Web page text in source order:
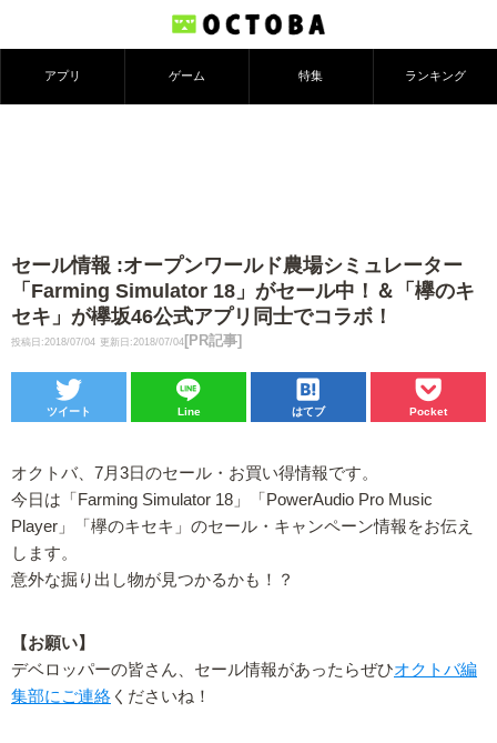
アプリ ゲーム 特集 ランキング
セール情報 :オープンワールド農場シミュレーター
「Farming Simulator 18」がセール中！＆「欅のキ
セキ」が欅坂46公式アプリ同士でコラボ！
投稿日:2018/07/04 更新日:2018/07/04 [PR記事]
ツイート Line はてブ Pocket
オクトバ、7月3日のセール・お買い得情報です。
今日は「Farming Simulator 18」「PowerAudio Pro Music
Player」「欅のキセキ」のセール・キャンペーン情報をお伝え
します。
意外な掘り出し物が見つかるかも！？
【お願い】
デベロッパーの皆さん、セール情報があったらぜひオクトバ編
集部にご連絡 くださいね！